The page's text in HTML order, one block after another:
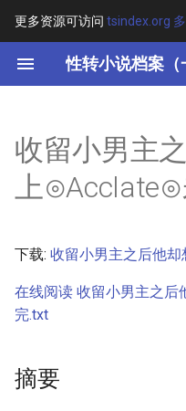
更多资源可访问 tsindex.org
性转小说档案（
键
开
索
其他信息 [Processed Page
Metadata]
收留小男主
上⊙Acclate⊙
下载: 收留小男主之后他
在线阅读 收留小男主之
完.txt
摘要